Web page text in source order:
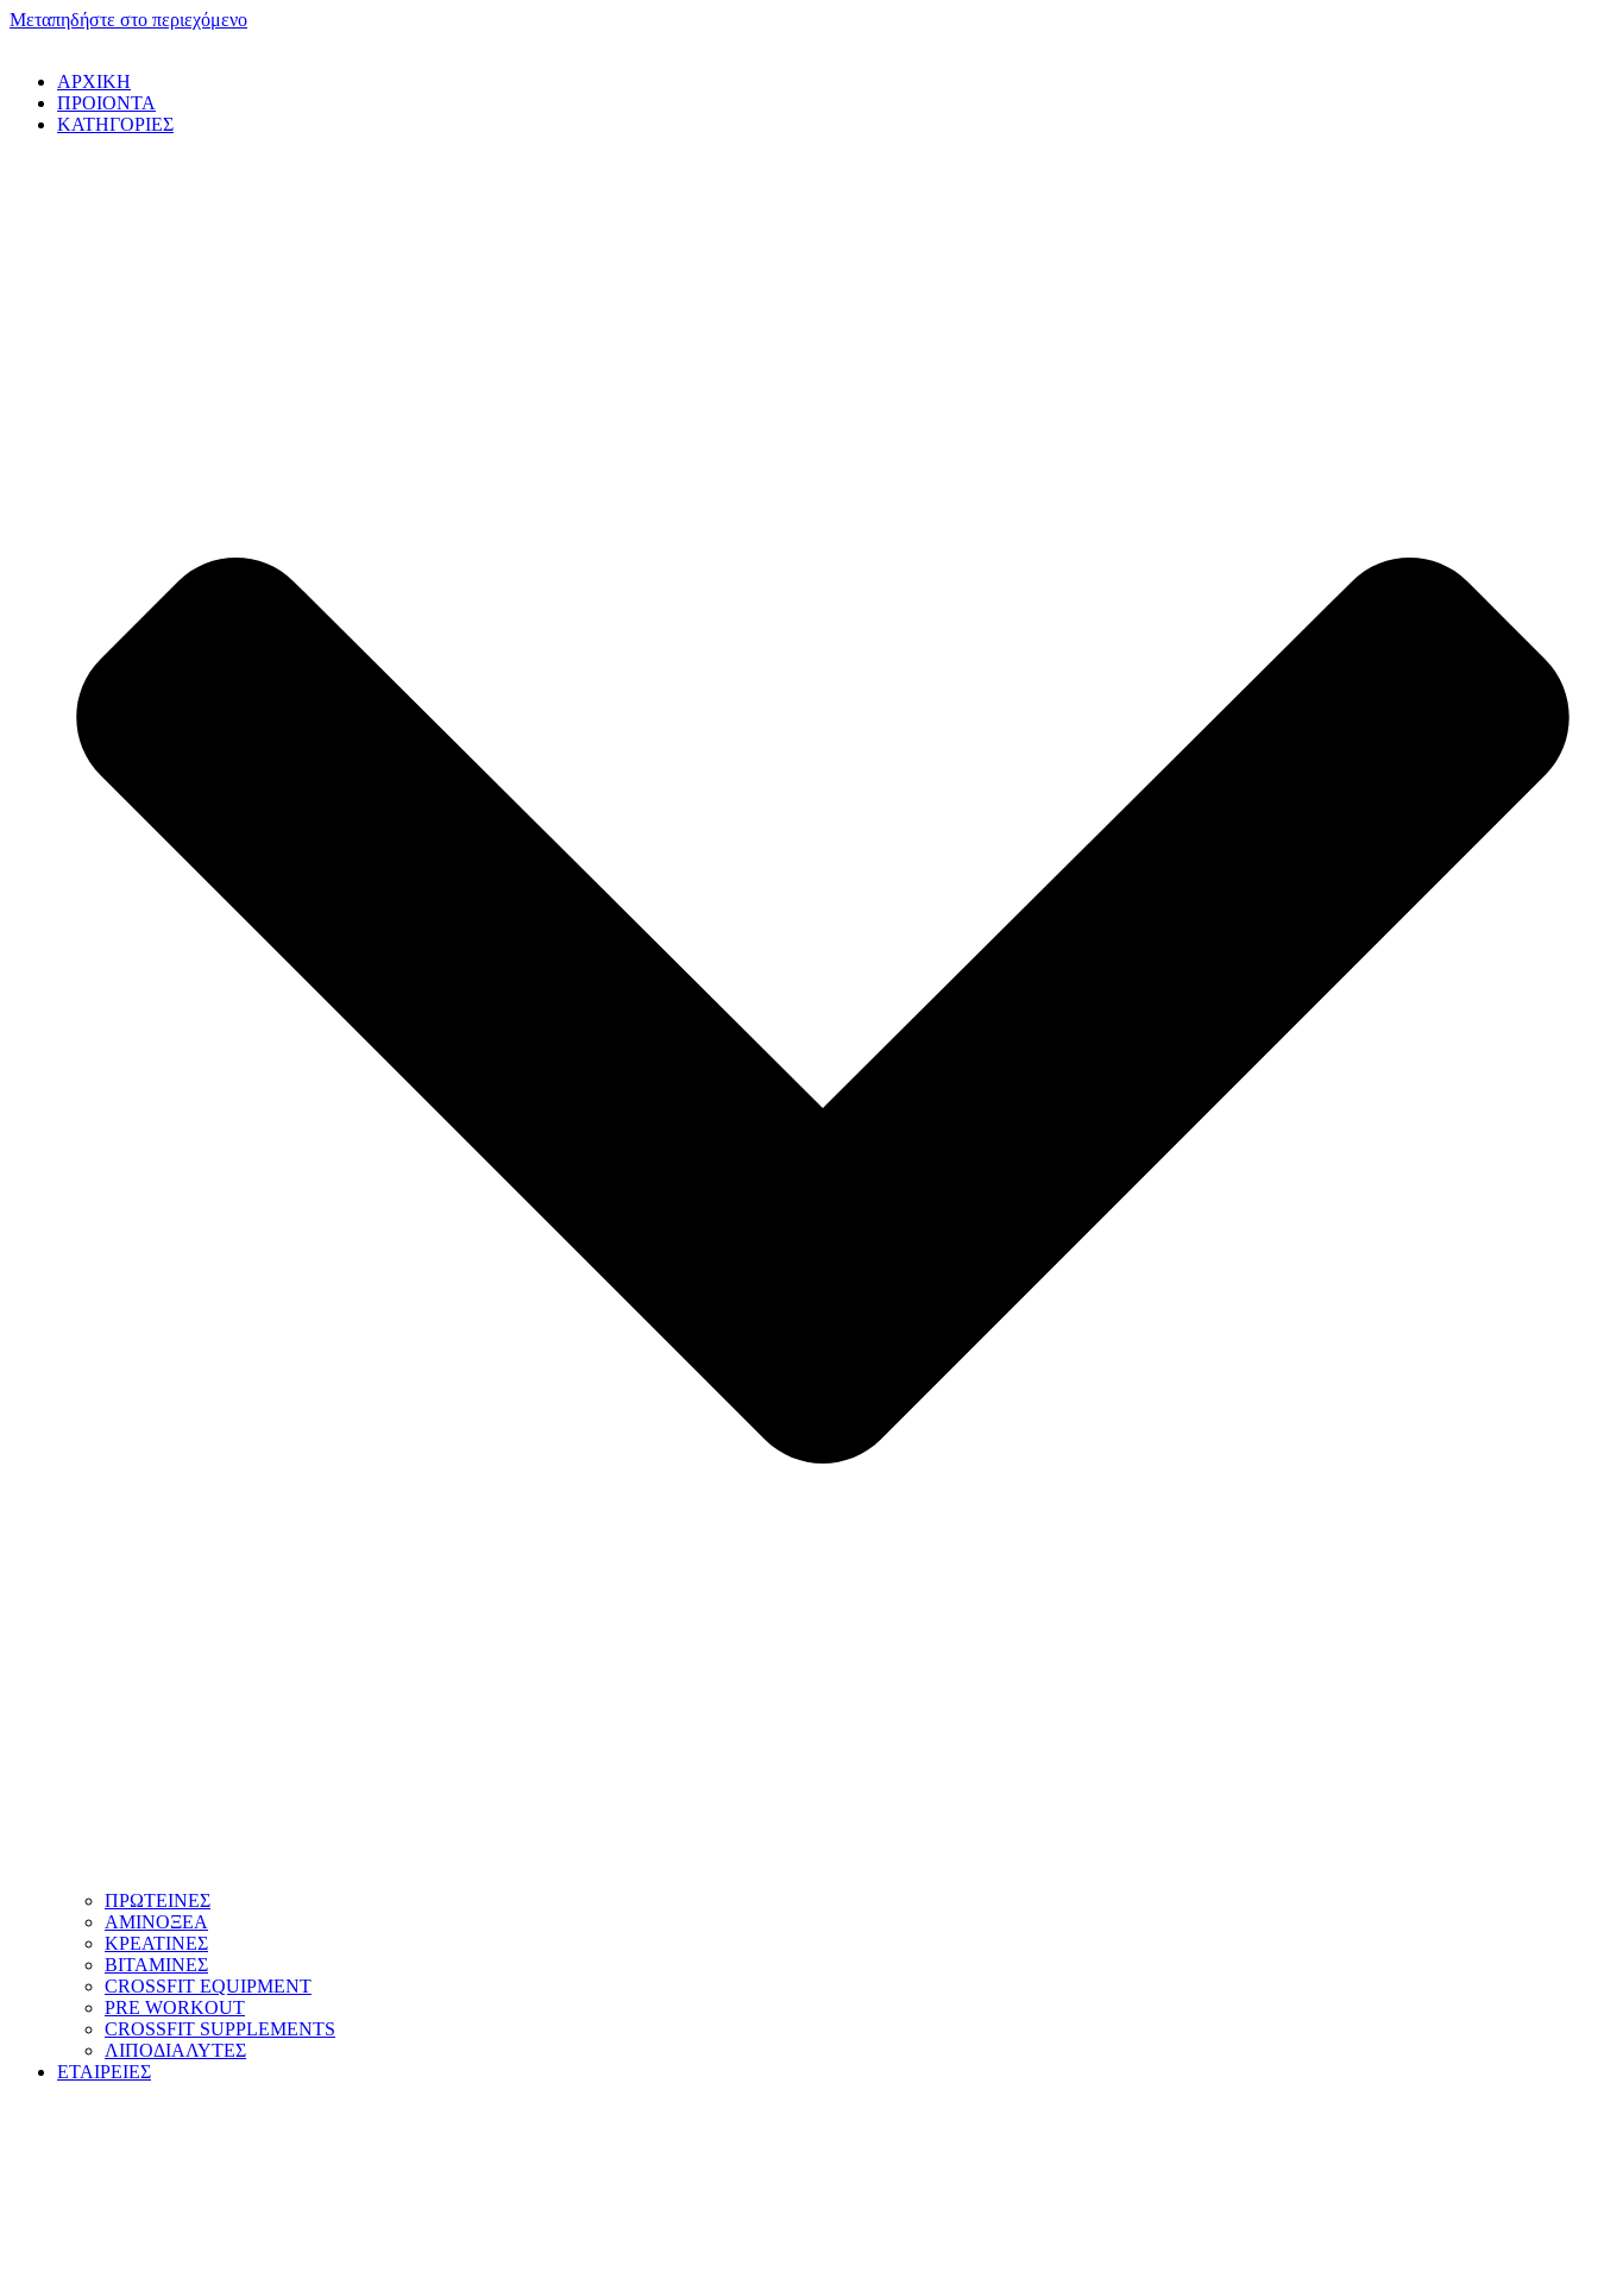
Μεταπηδήστε στο περιεχόμενο
ΑΡΧΙΚΗ
ΠΡΟΙΟΝΤΑ
ΚΑΤΗΓΟΡΙΕΣ
ΠΡΩΤΕΙΝΕΣ
ΑΜΙΝΟΞΕΑ
ΚΡΕΑΤΙΝΕΣ
ΒΙΤΑΜΙΝΕΣ
CROSSFIT EQUIPMENT
PRE WORKOUT
CROSSFIT SUPPLEMENTS
ΛΙΠΟΔΙΑΛΥΤΕΣ
ΕΤΑΙΡΕΙΕΣ